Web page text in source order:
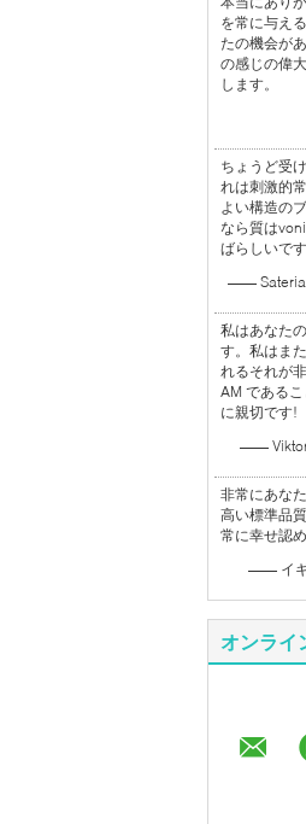
を常に与え
たの機会が
の感じの偉
します。
ちょうど受
れは刺激的
よい構造の
なら質は
ばらしいで
—— Sateria
私はあなた
す。私はま
れるそれが
AM である
に親切です!
——
非常にあな
高い標準品
常に幸せ認
—— イギ
オンライ